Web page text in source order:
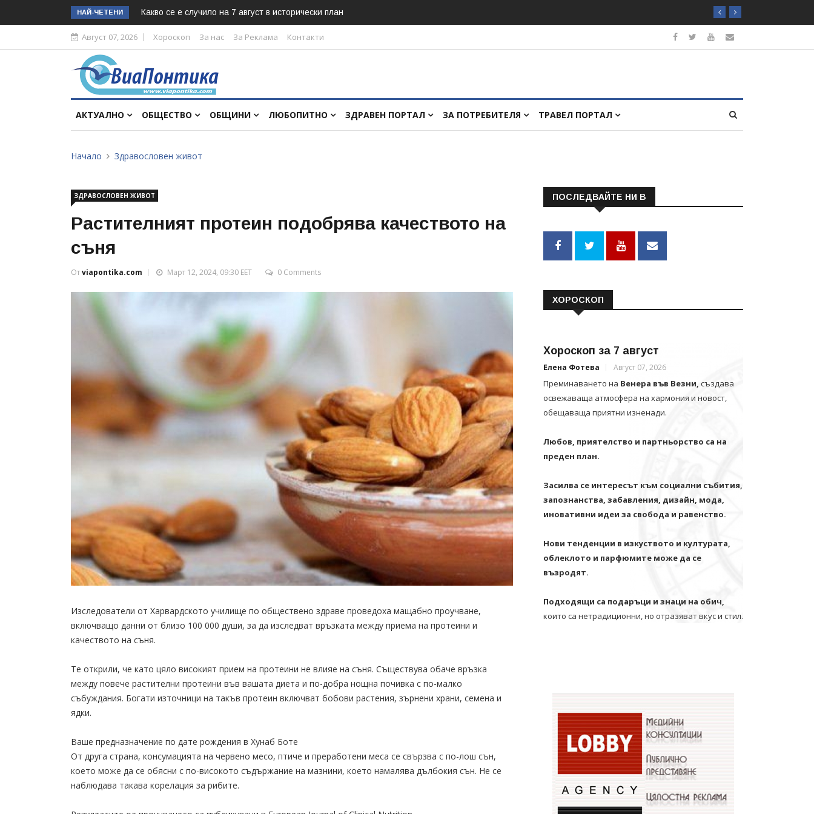
НАЙ-ЧЕТЕНИ Какво се е случило на 7 август в исторически план
Август 07, 2026 Хороскоп За нас За Реклама Контакти
АКТУАЛНО ОБЩЕСТВО ОБЩИНИ ЛЮБОПИТНО ЗДРАВЕН ПОРТАЛ ЗА ПОТРЕБИТЕЛЯ ТРАВЕЛ ПОРТАЛ
Начало Здравословен живот
ЗДРАВОСЛОВЕН ЖИВОТ
Растителният протеин подобрява качеството на
съня
Отviapontika.com Март 12, 2024, 09:30 EET 0 Comments
Изследователи от Харвардското училище по обществено здраве проведоха мащабно проучване,
включващо данни от близо 100 000 души, за да изследват връзката между приема на протеини и
качеството на съня.
Те открили, че като цяло високият прием на протеини не влияе на съня. Съществува обаче връзка
между повече растителни протеини във вашата диета и по-добра нощна почивка с по-малко
събуждания. Богати източници на такъв протеин включват бобови растения, зърнени храни, семена и
ядки.
Ваше предназначение по дате рождения в Хунаб Боте
От друга страна, консумацията на червено месо, птиче и преработени меса се свързва с по-лош сън,
което може да се обясни с по-високото съдържание на мазнини, което намалява дълбокия сън. Не се
наблюдава такава корелация за рибите.
ПОСЛЕДВАЙТЕ НИ В
ХОРОСКОП
Хороскоп за 7 август
Елена Фотева Август 07, 2026
Преминаването на Венера във Везни, създава
освежаваща атмосфера на хармония и новост,
обещаваща приятни изненади.
Любов, приятелство и партньорство са на
преден план.
Засилва се интересът към социални събития,
запознанства, забавления, дизайн, мода,
иновативни идеи за свобода и равенство.
Нови тенденции в изкуството и културата,
облеклото и парфюмите може да се
възродят.
Подходящи са подаръци и знаци на обич,
които са нетрадиционни, но отразяват вкус и стил.